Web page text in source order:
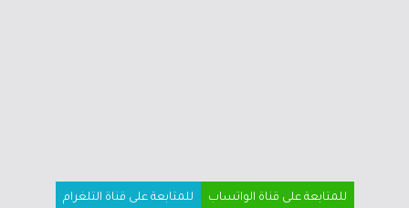
للمتابعة على قناة الواتساب للمتابعة على قناة التلغرام